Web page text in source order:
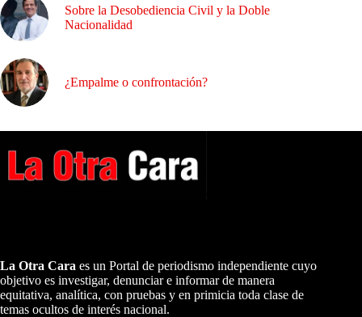
Sobre la Desobediencia Civil y la Doble
Nacionalidad
¿Empalme o confrontación?
La Otra Cara es un Portal de periodismo independiente cuyo
objetivo es investigar, denunciar e informar de manera
equitativa, analítica, con pruebas y en primicia toda clase de
temas ocultos de interés nacional.